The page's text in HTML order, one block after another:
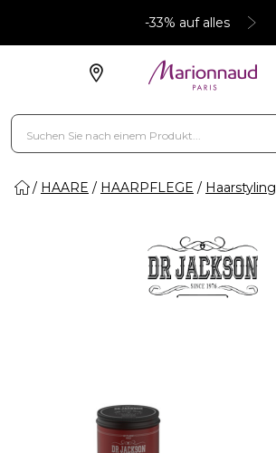
-33% auf alles
HAARE HAARPFLEGE Haarstyling